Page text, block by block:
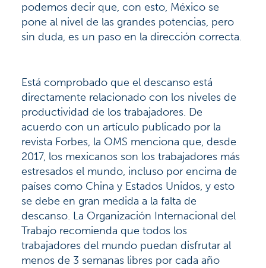
podemos decir que, con esto, México se
pone al nivel de las grandes potencias, pero
sin duda, es un paso en la dirección correcta.
Está comprobado que el descanso está
directamente relacionado con los niveles de
productividad de los trabajadores. De
acuerdo con un artículo publicado por la
revista Forbes, la OMS menciona que, desde
2017, los mexicanos son los trabajadores más
estresados el mundo, incluso por encima de
países como China y Estados Unidos, y esto
se debe en gran medida a la falta de
descanso. La Organización Internacional del
Trabajo recomienda que todos los
trabajadores del mundo puedan disfrutar al
menos de 3 semanas libres por cada año